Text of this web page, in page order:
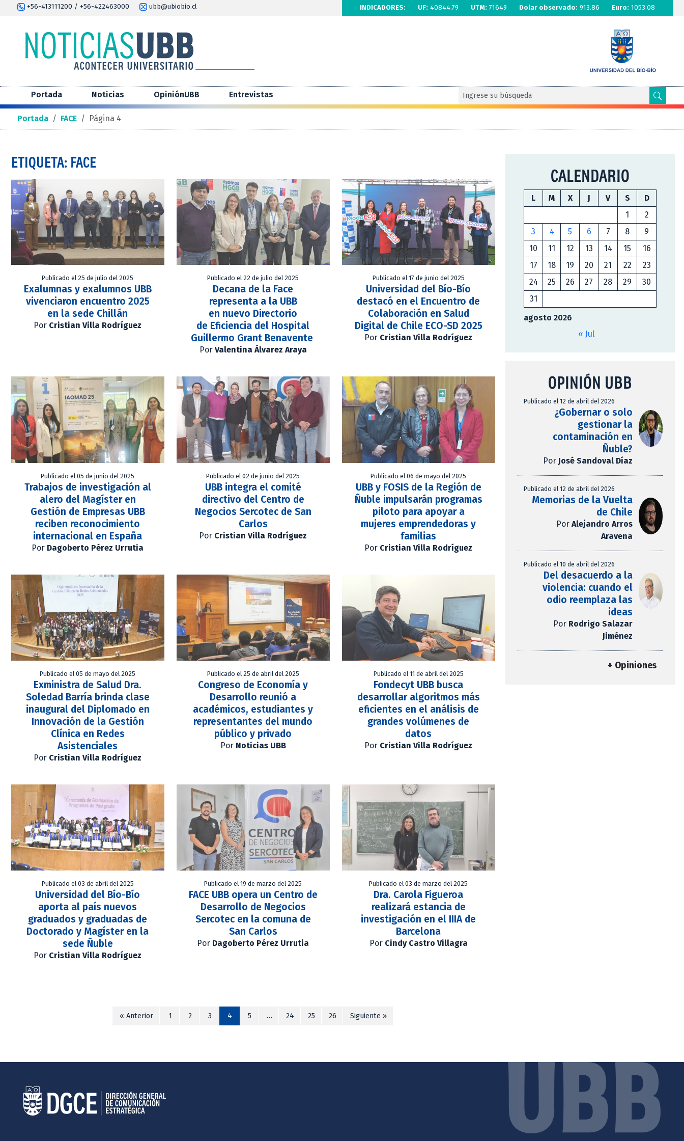
+56-413111200 / +56-422463000 ubb@ubiobio.cl INDICADORES: UF: 40844.79 UTM: 71649 Dolar observado: 913.86 Euro: 1053.08
Portada Noticias OpiniónUBB Entrevistas
Portada / FACE / Página 4
ETIQUETA: FACE
Publicado el 25 de julio del 2025
Exalumnas y exalumnos UBB
vivenciaron encuentro 2025
en la sede Chillán
Por Cristian Villa Rodríguez
Publicado el 22 de julio del 2025
Decana de la Face
representa a la UBB
en nuevo Directorio
de Eficiencia del Hospital
Guillermo Grant Benavente
Por Valentina Álvarez Araya
Publicado el 17 de junio del 2025
Universidad del Bío-Bío
destacó en el Encuentro de
Colaboración en Salud
Digital de Chile ECO-SD 2025
Por Cristian Villa Rodríguez
Publicado el 05 de junio del 2025
Trabajos de investigación al
alero del Magíster en
Gestión de Empresas UBB
reciben reconocimiento
internacional en España
Por Dagoberto Pérez Urrutia
Publicado el 02 de junio del 2025
UBB integra el comité
directivo del Centro de
Negocios Sercotec de San
Carlos
Por Cristian Villa Rodríguez
Publicado el 06 de mayo del 2025
UBB y FOSIS de la Región de
Ñuble impulsarán programas
piloto para apoyar a
mujeres emprendedoras y
familias
Por Cristian Villa Rodríguez
Publicado el 05 de mayo del 2025
Exministra de Salud Dra.
Soledad Barría brinda clase
inaugural del Diplomado en
Innovación de la Gestión
Clínica en Redes
Asistenciales
Por Cristian Villa Rodríguez
Publicado el 25 de abril del 2025
Congreso de Economía y
Desarrollo reunió a
académicos, estudiantes y
representantes del mundo
público y privado
Por Noticias UBB
Publicado el 11 de abril del 2025
Fondecyt UBB busca
desarrollar algoritmos más
eficientes en el análisis de
grandes volúmenes de
datos
Por Cristian Villa Rodríguez
Publicado el 03 de abril del 2025
Universidad del Bío-Bío
aporta al país nuevos
graduados y graduadas de
Doctorado y Magíster en la
sede Ñuble
Por Cristian Villa Rodríguez
Publicado el 19 de marzo del 2025
FACE UBB opera un Centro de
Desarrollo de Negocios
Sercotec en la comuna de
San Carlos
Por Dagoberto Pérez Urrutia
Publicado el 03 de marzo del 2025
Dra. Carola Figueroa
realizará estancia de
investigación en el IIIA de
Barcelona
Por Cindy Castro Villagra
« Anterior 1 2 3 4 5 … 24 25 26 Siguiente »
CALENDARIO
agosto 2026
L M X J V S
D
1
2
3
4 5 6 7 8
9
10
11 12 13 14 15
16
17
18 19 20 21 22
23
24
25 26 27 28 29
30
31
« Jul
OPINIÓN UBB
Publicado el 12 de abril del 2026
¿Gobernar o solo
gestionar la
contaminación en
Ñuble?
Por José Sandoval Díaz
Publicado el 12 de abril del 2026
Memorias de la Vuelta
de Chile
Por Alejandro Arros
Aravena
Publicado el 10 de abril del 2026
Del desacuerdo a la
violencia: cuando el
odio reemplaza las
ideas
Por Rodrigo Salazar
Jiménez
+ Opiniones